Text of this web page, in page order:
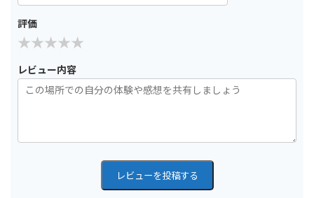
評価
レビュー内容
レビューを投稿する